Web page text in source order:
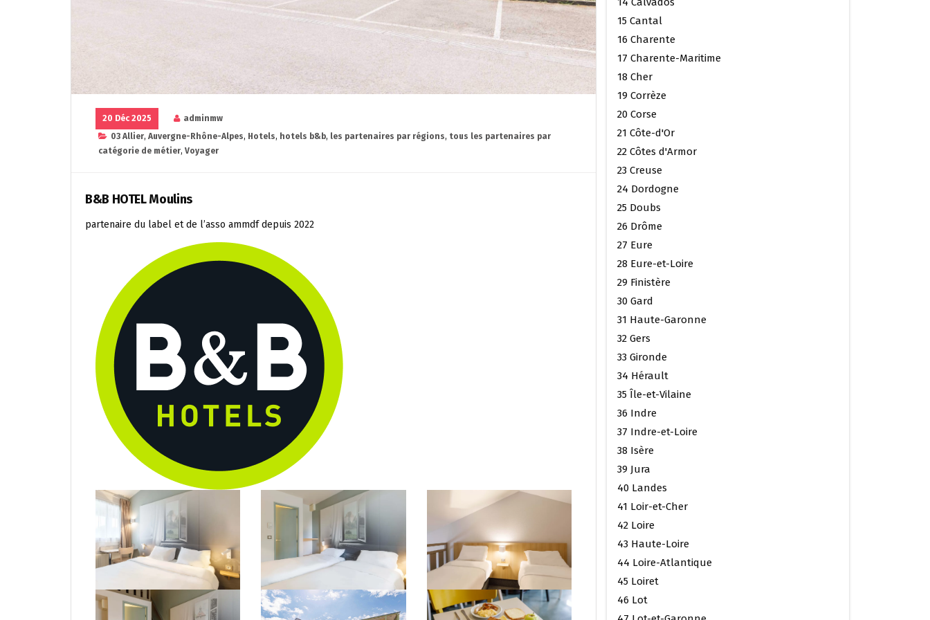
20 Déc 2025
adminmw
03 Allier, Auvergne-Rhône-Alpes, Hotels, hotels b&b, les partenaires par régions, tous les partenaires par
catégorie de métier, Voyager
B&B HOTEL Moulins
partenaire du label et de l’asso ammdf depuis 2022
15 Cantal
16 Charente
17 Charente-Maritime
18 Cher
19 Corrèze
20 Corse
21 Côte-d'Or
22 Côtes d'Armor
23 Creuse
24 Dordogne
25 Doubs
26 Drôme
27 Eure
28 Eure-et-Loire
29 Finistère
30 Gard
31 Haute-Garonne
32 Gers
33 Gironde
34 Hérault
35 Île-et-Vilaine
36 Indre
37 Indre-et-Loire
38 Isère
39 Jura
40 Landes
41 Loir-et-Cher
42 Loire
43 Haute-Loire
44 Loire-Atlantique
45 Loiret
46 Lot